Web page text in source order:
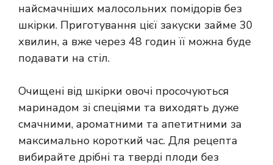
найсмачніших малосольних помідорів без
шкірки. Приготування цієї закуски займе 30
хвилин, а вже через 48 годин її можна буде
подавати на стіл.
Очищені від шкірки овочі просочуються
маринадом зі спеціями та виходять дуже
смачними, ароматними та апетитними за
максимально короткий час. Для рецепта
вибирайте дрібні та тверді плоди без